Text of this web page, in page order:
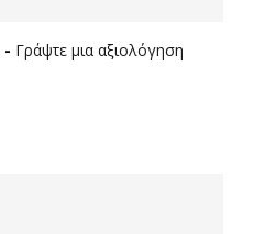
- Γράψτε μια αξιολόγηση